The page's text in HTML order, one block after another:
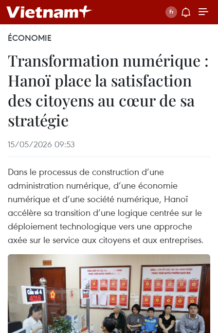
ÉCONOMIE
Transformation numérique :
Hanoï place la satisfaction
des citoyens au cœur de sa
stratégie
15/05/2026 09:53
Dans le processus de construction d’une
administration numérique, d’une économie
numérique et d’une société numérique, Hanoï
accélère sa transition d’une logique centrée sur le
déploiement technologique vers une approche
axée sur le service aux citoyens et aux entreprises.